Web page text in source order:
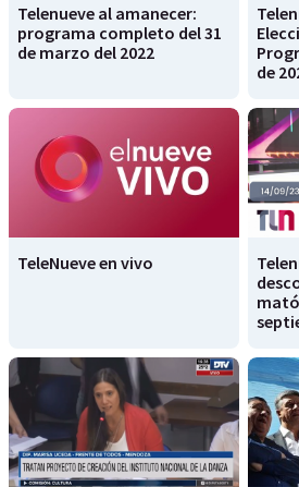
Telenueve al amanecer:
programa completo del 31
de marzo del 2022
de
TeleNueve en vivo